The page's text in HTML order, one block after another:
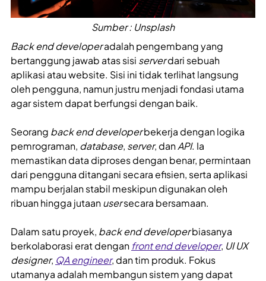
Sumber : Unsplash
Back end developeradalah pengembang yang
bertanggung jawab atas sisi serverdari sebuah
aplikasi atau website. Sisi ini tidak terlihat langsung
oleh pengguna, namun justru menjadi fondasi utama
agar sistem dapat berfungsi dengan baik.
Seorang back end developerbekerja dengan logika
pemrograman, database, server, danAPI. Ia
memastikan data diproses dengan benar, permintaan
dari pengguna ditangani secara efisien, serta aplikasi
mampu berjalan stabil meskipun digunakan oleh
ribuan hingga jutaanusersecara bersamaan.
Dalam satu proyek, back end developerbiasanya
berkolaborasi erat dengan front end developer, UI UX
designer, QA engineer, dan tim produk. Fokus
utamanya adalah membangun sistem yang dapat